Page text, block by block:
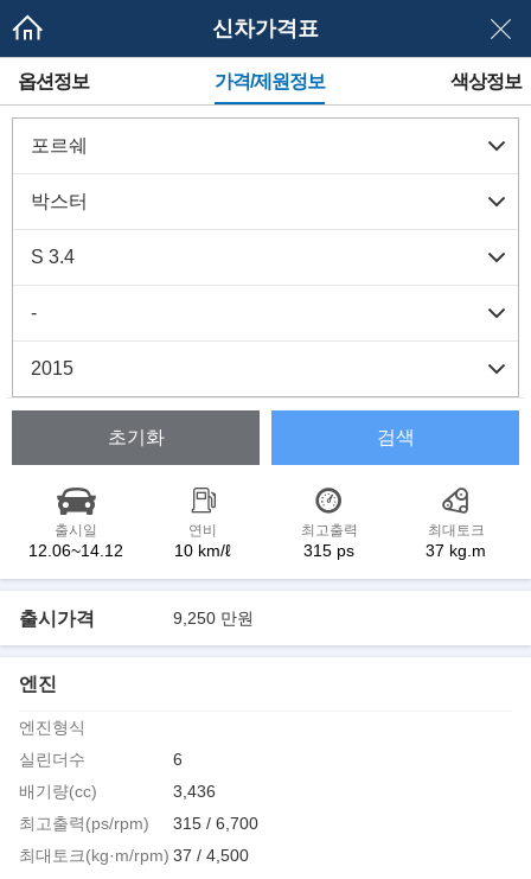
신차가격표
메
뉴
네
이
이
옵션정보 가격/제원정보 색상정보
초기화 검색
출시일
12.06~14.12
연비
10 km/ℓ
최고출력
315 ps
최대토크
37 kg.m
출시가격 9,250 만원
엔진
엔진형식
실린더수
6
배기량(cc)
3,436
최고출력(ps/rpm)
315 / 6,700
최대토크(kg·m/rpm) 37 / 4,500